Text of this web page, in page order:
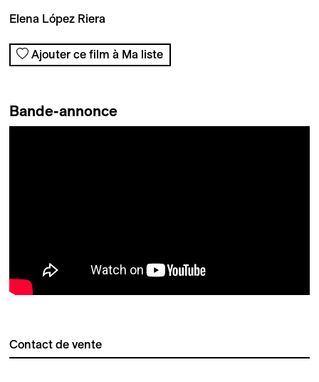
Elena López Riera
Ajouter ce film à Ma liste
Bande-annonce
Contact de vente